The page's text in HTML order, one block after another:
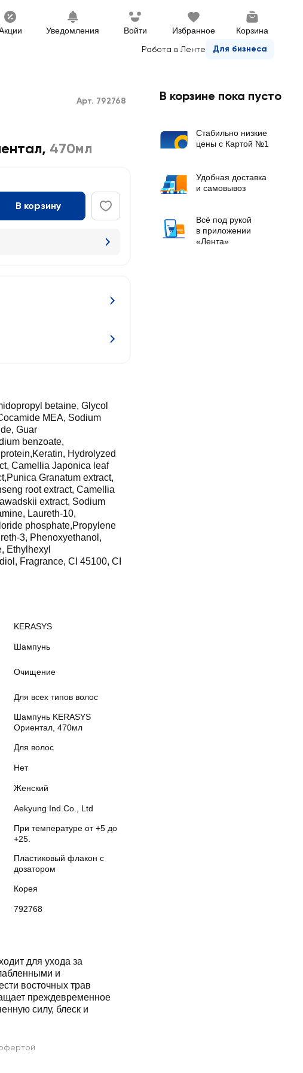
Уведомления Войти Избранное Корзина
Работа в Ленте Для бизнеса
Арт. 792768
, 470мл
В корзину
betaine, Glycol
MEA, Sodium
Guar
benzoate,
Hydrolyzed
Camellia Japonica leaf
Granatum extract,
root extract, Camellia
extract, Sodium
Laureth-10,
phosphate,Propylene
3, Phenoxyethanol,
Ethylhexyl
Fragrance, CI 45100, CI
KERASYS
Шампунь
Очищение
Для всех типов волос
Шампунь KERASYS
Ориентал, 470мл
Для волос
Нет
Женский
Aekyung Ind.Co., Ltd
При температуре от +5 до
+25.
Пластиковый флакон с
дозатором
Корея
792768
для ухода за
и
восточных трав
преждевременное
силу, блеск и
В корзине пока пусто
Стабильно низкие
цены с Картой №1
Удобная доставка
и самовывоз
Всё под рукой
в приложении
«Лента»